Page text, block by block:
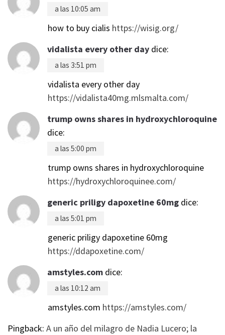
a las 10:05 am
how to buy cialis https://wisig.org/
vidalista every other day dice:
a las 3:51 pm
vidalista every other day
https://vidalista40mg.mlsmalta.com/
trump owns shares in hydroxychloroquine
dice:
a las 5:00 pm
trump owns shares in hydroxychloroquine
https://hydroxychloroquinee.com/
generic priligy dapoxetine 60mg dice:
a las 5:01 pm
generic priligy dapoxetine 60mg
https://ddapoxetine.com/
amstyles.com dice:
a las 10:12 am
amstyles.com https://amstyles.com/
Pingback: A un año del milagro de Nadia Lucero; la